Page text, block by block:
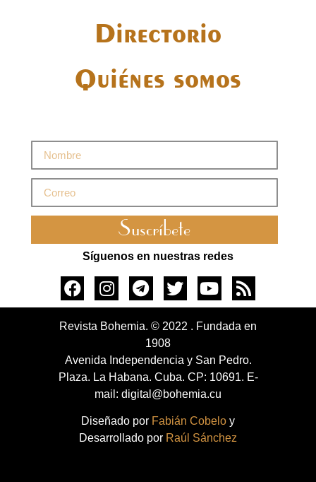
Directorio
Quiénes somos
Suscríbete
Síguenos en nuestras redes
Revista Bohemia. © 2022 . Fundada en
1908
Avenida Independencia y San Pedro.
Plaza. La Habana. Cuba. CP: 10691. E-
mail: digital@bohemia.cu
Diseñado por Fabián Cobelo y
Desarrollado por Raúl Sánchez